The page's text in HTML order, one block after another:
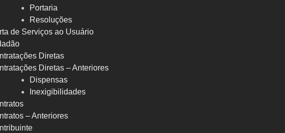
Portaria
Resoluções
de Serviços ao Usuário
Diretas
Diretas – Anteriores
Dispensas
Inexigibilidades
– Anteriores